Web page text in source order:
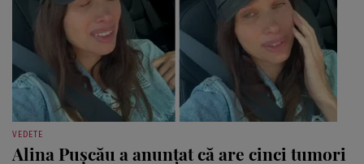
VEDETE
Alina Pușcău a anunțat că are cinci tumori